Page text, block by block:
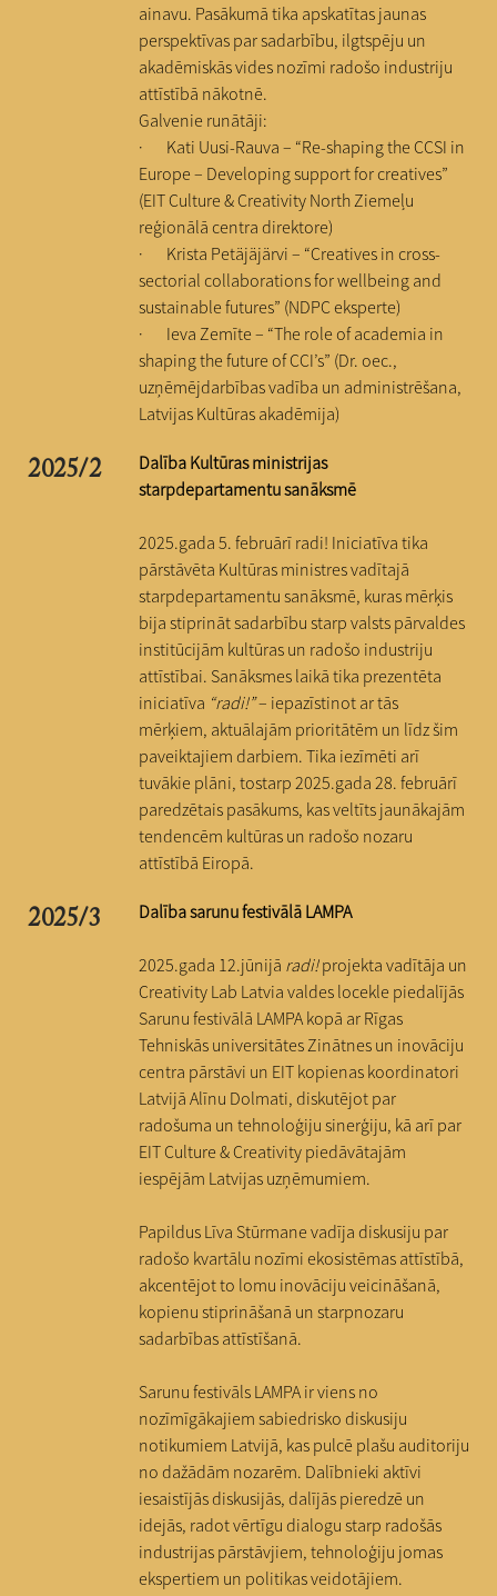
ainavu. Pasākumā tika apskatītas jaunas
perspektīvas par sadarbību, ilgtspēju un
akadēmiskās vides nozīmi radošo industriju
attīstībā nākotnē.
Galvenie runātāji:
· Kati Uusi-Rauva – “Re-shaping the CCSI in
Europe – Developing support for creatives”
(EIT Culture & Creativity North Ziemeļu
reģionālā centra direktore)
· Krista Petäjäjärvi – “Creatives in cross-
sectorial collaborations for wellbeing and
sustainable futures” (NDPC eksperte)
· Ieva Zemīte – “The role of academia in
shaping the future of CCI’s” (Dr. oec.,
uzņēmējdarbības vadība un administrēšana,
Latvijas Kultūras akadēmija)
2025/2
Dalība Kultūras ministrijas
starpdepartamentu sanāksmē
2025.gada 5. februārī radi! Iniciatīva tika
pārstāvēta Kultūras ministres vadītajā
starpdepartamentu sanāksmē, kuras mērķis
bija stiprināt sadarbību starp valsts pārvaldes
institūcijām kultūras un radošo industriju
attīstībai. Sanāksmes laikā tika prezentēta
iniciatīva “radi!”– iepazīstinot ar tās
mērķiem, aktuālajām prioritātēm un līdz šim
paveiktajiem darbiem. Tika iezīmēti arī
tuvākie plāni, tostarp 2025.gada 28. februārī
paredzētais pasākums, kas veltīts jaunākajām
tendencēm kultūras un radošo nozaru
attīstībā Eiropā.
2025/3 Dalība sarunu festivālā LAMPA
2025.gada 12.jūnijā radi!projekta vadītāja un
Creativity Lab Latvia valdes locekle piedalījās
Sarunu festivālā LAMPA kopā ar Rīgas
Tehniskās universitātes Zinātnes un inovāciju
centra pārstāvi un EIT kopienas koordinatori
Latvijā Alīnu Dolmati, diskutējot par
radošuma un tehnoloģiju sinerģiju, kā arī par
EIT Culture & Creativity piedāvātajām
iespējām Latvijas uzņēmumiem.
Papildus Līva Stūrmane vadīja diskusiju par
radošo kvartālu nozīmi ekosistēmas attīstībā,
akcentējot to lomu inovāciju veicināšanā,
kopienu stiprināšanā un starpnozaru
sadarbības attīstīšanā.
Sarunu festivāls LAMPA ir viens no
nozīmīgākajiem sabiedrisko diskusiju
notikumiem Latvijā, kas pulcē plašu auditoriju
no dažādām nozarēm. Dalībnieki aktīvi
iesaistījās diskusijās, dalījās pieredzē un
idejās, radot vērtīgu dialogu starp radošās
industrijas pārstāvjiem, tehnoloģiju jomas
ekspertiem un politikas veidotājiem.